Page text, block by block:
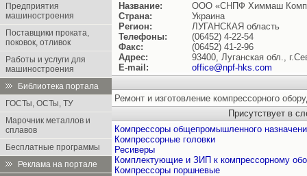
Предприятия
машиностроения
Поставщики проката,
поковок, отливок
Работы и услуги для
машиностроения
Библиотека портала
ГОСТы, ОСТы, ТУ
Марочник металлов и
сплавов
Бесплатные программы
Реклама на портале
Название:
ООО «СНПФ Химмаш
Страна:
Украина
Регион:
ЛУГАНСКАЯ область
Телефоны:
(06452) 4-22-54
Факс:
(06452) 41-2-96
Адрес:
93400, Луганская обл.,
E-mail:
office@npf-hks.com
Ремонт и изготовление компрессорного
Присутствует в
Компрессоры общепромышленного
Компрессорные головки
Ресиверы
Комплектующие и ЗИП к компрессорному
Компрессоры поршневые